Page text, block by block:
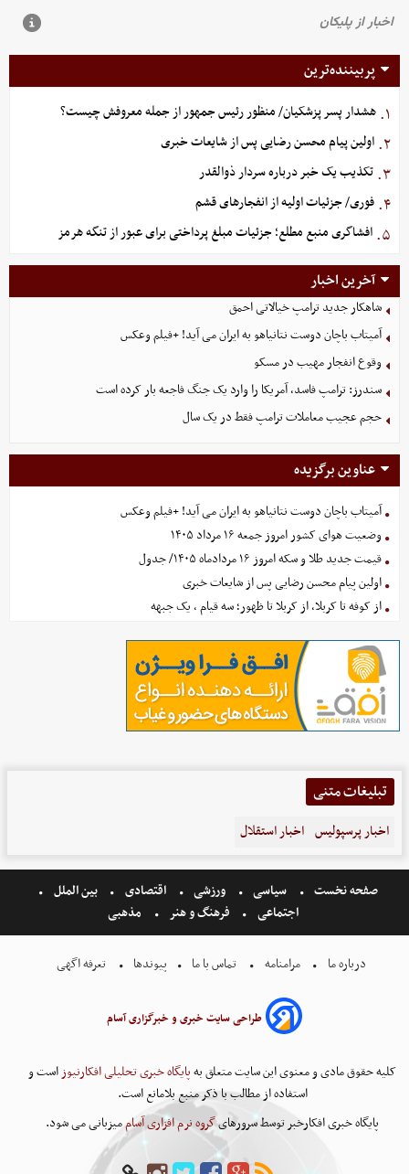
پربیننده‌ترین
۱. هشدار پسر پزشکیان/ منظور رئیس جمهور از جمله معروفش چیست؟
۲. اولین پیام محسن رضایی پس از شایعات خبری
۳. تکذیب یک خبر درباره سردار ذوالقدر
۴. فوری/ جزئیات اولیه از انفجارهای قشم
۵. افشاگری منبع مطلع؛ جزئیات مبلغ پرداختی برای عبور از تنگه هرمز
آخرین اخبار
شاهکار جدید ترامپ خیالاتی احمق
آمیتاب باچان دوست نتانیاهو به ایران می آید! +فیلم وعکس
وقوع انفجار مهیب در مسکو
سندرز: ترامپ فاسد، آمریکا را وارد یک جنگ فاجعه بار کرده است
حجم عجیب معاملات ترامپ فقط در یک سال
عناوین برگزیده
آمیتاب باچان دوست نتانیاهو به ایران می آید! +فیلم وعکس
وضعیت هوای کشور امروز جمعه ۱۶ مرداد ۱۴۰۵
قیمت جدید طلا و سکه امروز ۱۶ مردادماه ۱۴۰۵/ جدول
اولین پیام محسن رضایی پس از شایعات خبری
از کوفه تا کربلا، از کربلا تا ظهور؛ سه قیام ، یک جبهه
تبلیغات متنی
اخبار پرسپولیس اخبار استقلال
صفحه نخست سیاسی ورزشی اقتصادی
بین الملل
اجتماعی
فرهنگ و هنر مذهبی
درباره ما مرامنامه تماس با ما پیوندها تعرفه اگهی
طراحی سایت خبری و خبرگزاری آسام
کلیه حقوق مادی و معنوی این سایت متعلق بهپایگاه خبری تحلیلی افکارنیوزاست و
استفاده از مطالب با ذکر منبع بلامانع است.
پایگاه خبری افکارخبر توسط سرورهایگروه نرم افزاری آساممیزبانی می شود.